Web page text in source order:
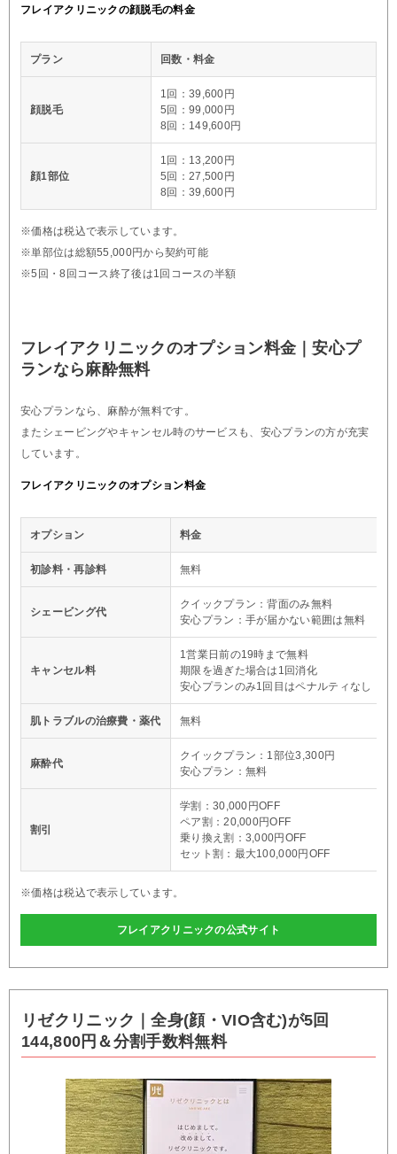
フレイアクリニックの顔脱毛の料金
プラン 回数・料金
顔脱毛
1回：39,600円
5回：99,000円
8回：149,600円
顔1部位
1回：13,200円
5回：27,500円
8回：39,600円
※価格は税込で表示しています。
※単部位は総額55,000円から契約可能
※5回・8回コース終了後は1回コースの半額
フレイアクリニックのオプション料金｜安心プ
ランなら麻酔無料
安心プランなら、麻酔が無料です。
またシェービングやキャンセル時のサービスも、安心プランの方が充実
しています。
フレイアクリニックのオプション料金
オプション 料金
初診料・再診料 無料
シェービング代
クイックプラン：背面のみ無料
安心プラン：手が届かない範囲は無料
キャンセル料
1営業日前の19時まで無料
期限を過ぎた場合は1回消化
安心プランのみ1回目はペナルティなし
肌トラブルの治療費・薬代 無料
麻酔代
クイックプラン：1部位3,300円
安心プラン：無料
割引
学割：30,000円OFF
ペア割：20,000円OFF
乗り換え割：3,000円OFF
セット割：最大100,000円OFF
※価格は税込で表示しています。
フレイアクリニックの公式サイト
リゼクリニック｜全身(顔・VIO含む)が5回
144,800円＆分割手数料無料